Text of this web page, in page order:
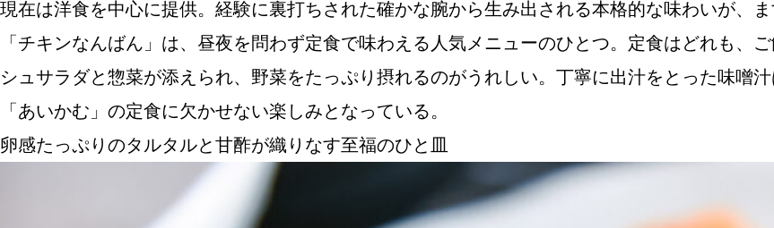
現在は洋食を中心に提供。経験に裏打ちされた確かな腕から生み出される本格的な味わいが、ま
「チキンなんばん」は、昼夜を問わず定食で味わえる人気メニューのひとつ。定食はどれも、
シュサラダと惣菜が添えられ、野菜をたっぷり摂れるのがうれしい。丁寧に出汁をとった味噌
「あいかむ」の定食に欠かせない楽しみとなっている。
卵感たっぷりのタルタルと甘酢が織りなす至福のひと皿